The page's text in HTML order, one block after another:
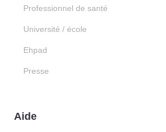
Professionnel de santé
Université / école
Ehpad
Presse
Aide